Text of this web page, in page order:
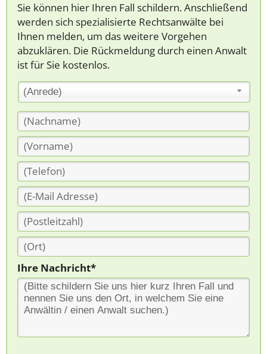
Sie können hier Ihren Fall schildern. Anschließend
werden sich spezialisierte Rechtsanwälte bei
Ihnen melden, um das weitere Vorgehen
abzuklären. Die Rückmeldung durch einen Anwalt
ist für Sie kostenlos.
(Anrede)
Ihre Nachricht*